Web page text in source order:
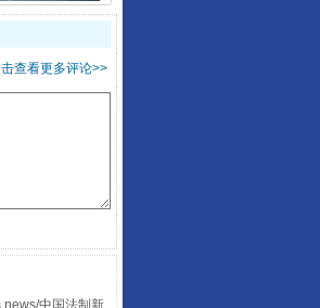
罚吗
”
查看更多评论>>
中国法制新